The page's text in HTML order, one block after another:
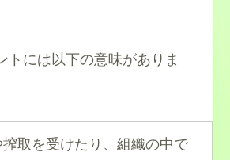
トには以下の意味がありま
取を受けたり、組織の中で